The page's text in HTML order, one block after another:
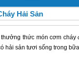
Hải Sản
thức món cơm
hải sản tươi sống trong